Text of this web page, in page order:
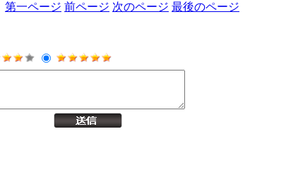
第一ページ 前ページ 次のページ 最後のページ